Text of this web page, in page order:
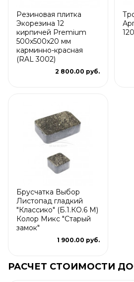
Резиновая плитка
Экорезина 12
кирпичей Premium
500x500x20 мм
карминно-красная
(RAL 3002)
2 800.00 руб.
Брусчатка Выбор
Листопад гладкий
"Классико" (Б.1.КО.6 М)
Колор Микс "Старый
замок"
1 900.00 руб.
РАСЧЕТ СТОИМОСТИ